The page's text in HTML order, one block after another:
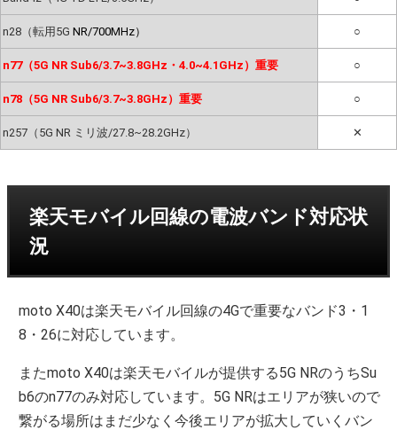
n28（転用5G NR/700MHz） ○
n77（5G NR Sub6/3.7~3.8GHz・4.0~4.1GHz）重要 ○
n78（5G NR Sub6/3.7~3.8GHz）重要 ○
n257（5G NR ミリ波/27.8~28.2GHz） ✕
楽天モバイル回線の電波バンド対応状
況
moto X40は楽天モバイル回線の4Gで重要なバンド3・1
8・26に対応しています。
またmoto X40は楽天モバイルが提供する5G NRのうちSu
b6のn77のみ対応しています。5G NRはエリアが狭いので
繋がる場所はまだ少なく今後エリアが拡大していくバン